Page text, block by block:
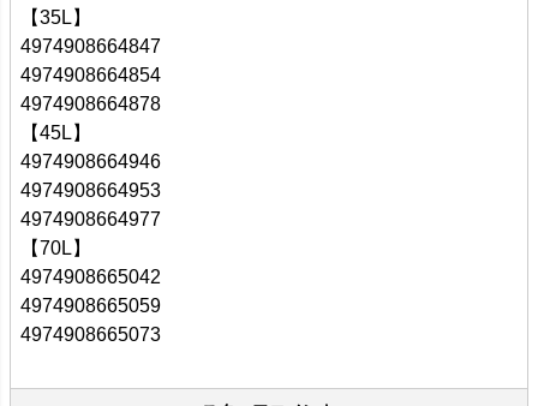
【35L】
4974908664847
4974908664854
4974908664878
【45L】
4974908664946
4974908664953
4974908664977
【70L】
4974908665042
4974908665059
4974908665073